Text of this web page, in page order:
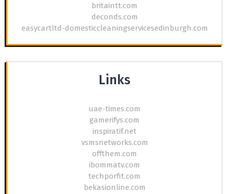
britaintt.com
deconds.com
easycartltd-domesticcleaningservicesedinburgh.com
Links
uae-times.com
gamerifys.com
inspiratif.net
vsmsnetworks.com
offthem.com
ibommatv.com
techporfit.com
bekasionline.com